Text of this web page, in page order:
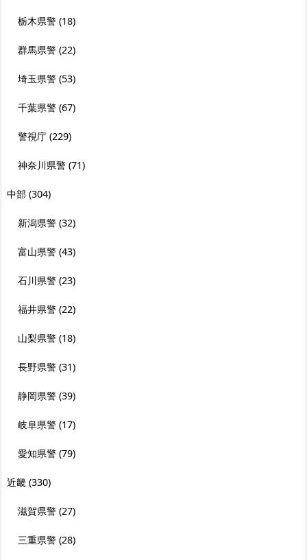
栃木県警 (18)
群馬県警 (22)
埼玉県警 (53)
千葉県警 (67)
警視庁 (229)
神奈川県警 (71)
中部 (304)
新潟県警 (32)
富山県警 (43)
石川県警 (23)
福井県警 (22)
山梨県警 (18)
長野県警 (31)
静岡県警 (39)
岐阜県警 (17)
愛知県警 (79)
近畿 (330)
滋賀県警 (27)
三重県警 (28)